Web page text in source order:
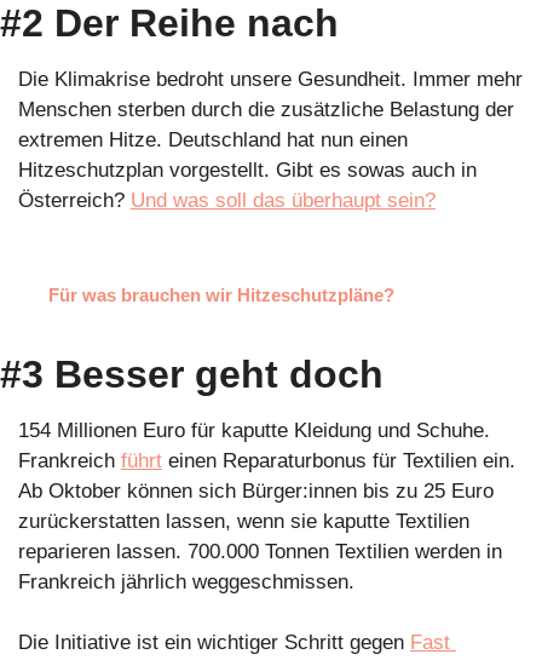
#2 Der Reihe nach
Die Klimakrise bedroht unsere Gesundheit. Immer mehr
Menschen sterben durch die zusätzliche Belastung der
extremen Hitze. Deutschland hat nun einen
Hitzeschutzplan vorgestellt. Gibt es sowas auch in
Österreich? Und was soll das überhaupt sein?
Für was brauchen wir Hitzeschutzpläne?
#3 Besser geht doch
154 Millionen Euro für kaputte Kleidung und Schuhe.
Frankreich führt einen Reparaturbonus für Textilien ein.
Ab Oktober können sich Bürger:innen bis zu 25 Euro
zurückerstatten lassen, wenn sie kaputte Textilien
reparieren lassen. 700.000 Tonnen Textilien werden in
Frankreich jährlich weggeschmissen.
Die Initiative ist ein wichtiger Schritt gegen Fast